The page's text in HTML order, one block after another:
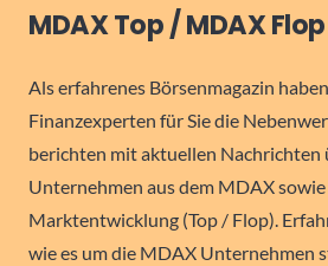
MDAX Top / MDAX Flop
Als erfahrenes Börsenmagazin
Finanzexperten für Sie die
berichten mit aktuellen Nachrichten
Unternehmen aus dem MDAX
Marktentwicklung (Top / Flop).
wie es um die MDAX Unternehmen